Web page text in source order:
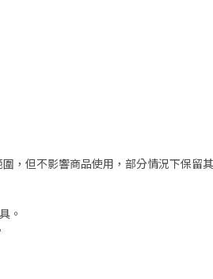
，但不影響商品使用，部分情況下保留
。